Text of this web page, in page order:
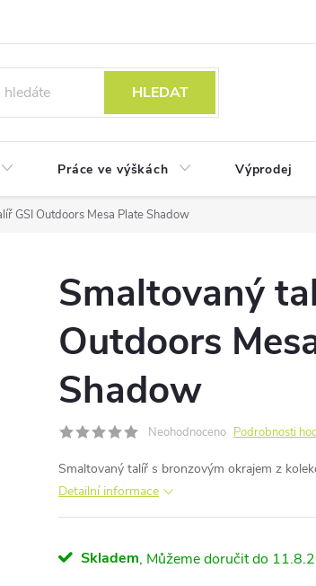
HLEDAT
Práce ve výškách Výprodej
GSI Outdoors Mesa Plate Shadow
Smaltovaný
Outdoors
Shadow
Neohodnoceno Podrobnosti
Smaltovaný talíř s bronzovým okrajem z
Detailní informace
Skladem